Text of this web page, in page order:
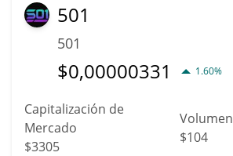
501
501
$0,00000331 1.60%
Capitalización de
Mercado
$3305
Volumen
$104